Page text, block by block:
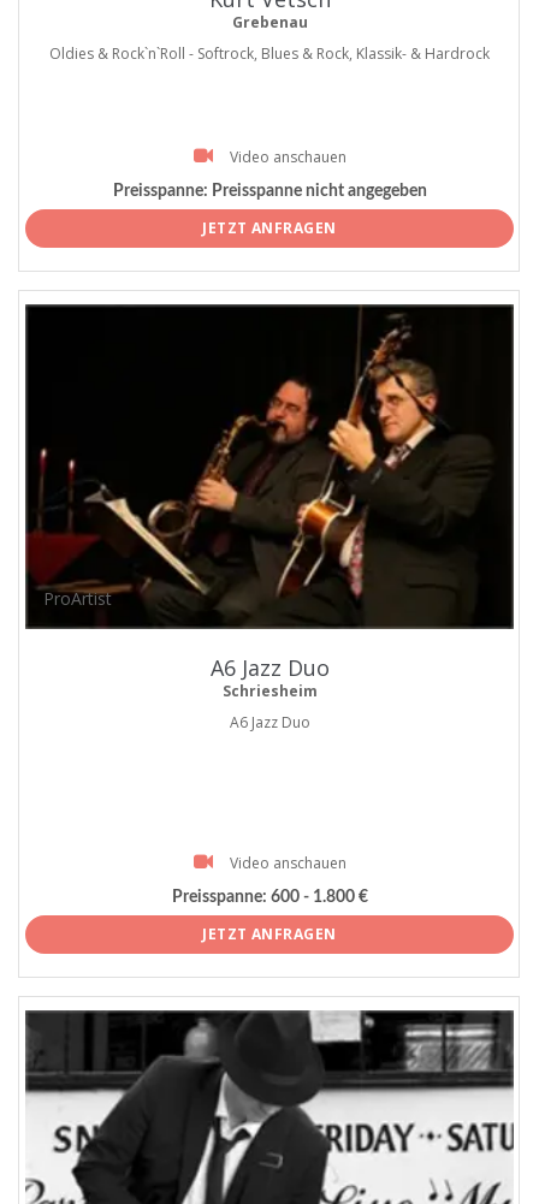
Grebenau
Oldies & Rock`n`Roll - Softrock, Blues & Rock, Klassik- & Hardrock
Video anschauen
Preisspanne: Preisspanne nicht angegeben
JETZT ANFRAGEN
ProArtist
A6 Jazz Duo
Schriesheim
A6 Jazz Duo
Video anschauen
Preisspanne: 600 - 1.800 €
JETZT ANFRAGEN